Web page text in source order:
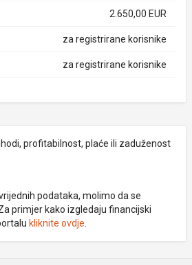
2.650,00 EUR
za registrirane korisnike
za registrirane korisnike
profitabilnost, plaće ili zaduženost
podataka, molimo da se
Za primjer kako izgledaju financijski
kliknite ovdje